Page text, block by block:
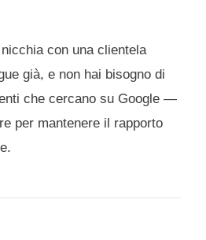
con una clientela
già, e non hai bisogno di
che cercano su Google —
per mantenere il rapporto